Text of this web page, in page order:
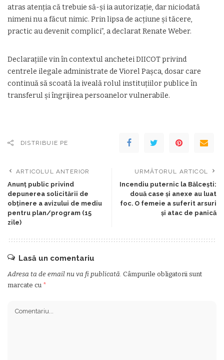
atras atenția că trebuie să-și ia autorizație, dar niciodată
nimeni nu a făcut nimic. Prin lipsa de acțiune și tăcere,
practic au devenit complici”, a declarat Renate Weber.
Declarațiile vin în contextul anchetei DIICOT privind
centrele ilegale administrate de Viorel Pașca, dosar care
continuă să scoată la iveală rolul instituțiilor publice în
transferul și îngrijirea persoanelor vulnerabile.
DISTRIBUIE PE
ARTICOLUL ANTERIOR
Anunț public privind
depunerea solicitării de
obținere a avizului de mediu
pentru plan/program (15
zile)
URMĂTORUL ARTICOL
Incendiu puternic la Bălcești:
două case și anexe au luat
foc. O femeie a suferit arsuri
și atac de panică
Lasă un comentariu
Adresa ta de email nu va fi publicată. Câmpurile obligatorii sunt
marcate cu *